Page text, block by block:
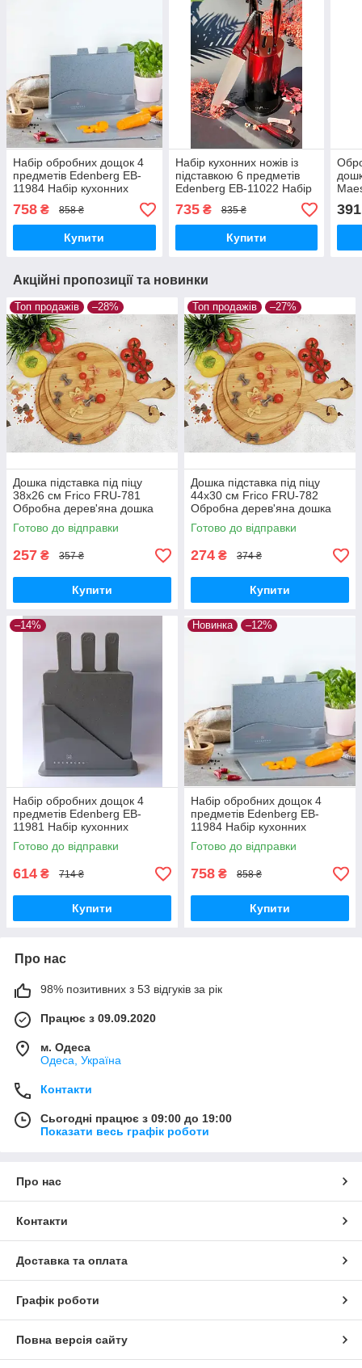
Набір обробних дощок 4
предметів Edenberg EB-
11984 Набір кухонних
дощечок прямокутні
758 ₴ 858 ₴
Купити
Набір кухонних ножів із
підставкою 6 предметів
Edenberg EB-11022 Набір
ножів із неіржавкої сталі
на підставці
735₴ 835 ₴
Купити
391
Акційні пропозиції та новинки
Топ продажів –28%
Дошка підставка під піцу
38х26 см Frico FRU-781
Обробна дерев'яна дошка
Бамбук
Готово до відправки
257 ₴ 357 ₴
Купити
Топ продажів –27%
Дошка підставка під піцу
44х30 см Frico FRU-782
Обробна дерев'яна дошка
Бамбук
Готово до відправки
274 ₴ 374 ₴
Купити
–14%
Набір обробних дощок 4
предметів Edenberg EB-
11981 Набір кухонних
дощечок прямокутні
Готово до відправки
614 ₴ 714 ₴
Купити
Новинка –12%
Набір обробних дощок 4
предметів Edenberg EB-
11984 Набір кухонних
дощечок прямокутні
Готово до відправки
758 ₴ 858 ₴
Купити
Про нас
98% позитивних з 53 відгуків за рік
Працює з 09.09.2020
м. Одеса
Одеса, Україна
Контакти
Сьогодні працює з 09:00 до 19:00
Показати весь графік роботи
Про нас
Контакти
Доставка та оплата
Графік роботи
Повна версія сайту